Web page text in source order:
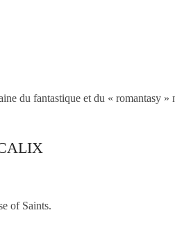
du fantastique et du « romantasy »
of Saints.